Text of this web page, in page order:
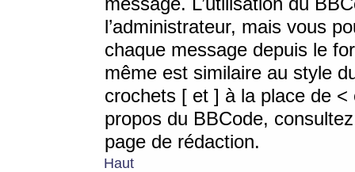
l’administrateur, mais vous
chaque message depuis le
même est similaire au style
crochets [ et ] à la place de <
propos du BBCode,
page de rédaction.
Haut